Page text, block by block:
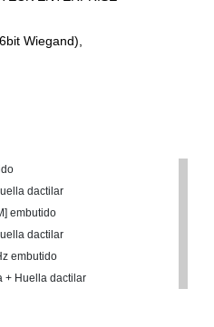
Wiegand),
dactilar
embutido
dactilar
embutido
+ Huella dactilar